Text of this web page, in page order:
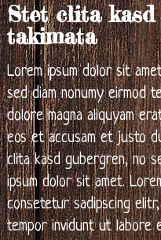
Stet clita kasd
takimata
Lorem ipsum dolor sit
sed diam nonumy eirmod
dolore magna aliquyam
eos et accusam et justo
clita kasd gubergren, no
ipsum dolor sit amet.
consetetur sadipscing
tempor invidunt ut labore